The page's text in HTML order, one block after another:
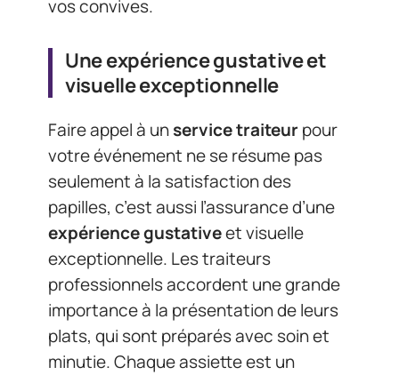
vos convives.
Une expérience gustative et
visuelle exceptionnelle
Faire appel à unservice traiteurpour
votre événement ne se résume pas
seulement à la satisfaction des
papilles, c’est aussi l’assurance d’une
expérience gustativeet visuelle
exceptionnelle. Les traiteurs
professionnels accordent une grande
importance à la présentation de leurs
plats, qui sont préparés avec soin et
minutie. Chaque assiette est un